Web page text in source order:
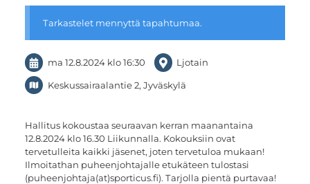
Tarkastelet mennyttä tapahtumaa.
ma 12.8.2024 klo 16:30 Ljotain
Keskussairaalantie 2, Jyväskylä
Hallitus kokoustaa seuraavan kerran maanantaina
12.8.2024 klo 16.30 Liikunnalla. Kokouksiin ovat
tervetulleita kaikki jäsenet, joten tervetuloa mukaan!
Ilmoitathan puheenjohtajalle etukäteen tulostasi
(puheenjohtaja(at)sporticus.fi). Tarjolla pientä purtavaa!